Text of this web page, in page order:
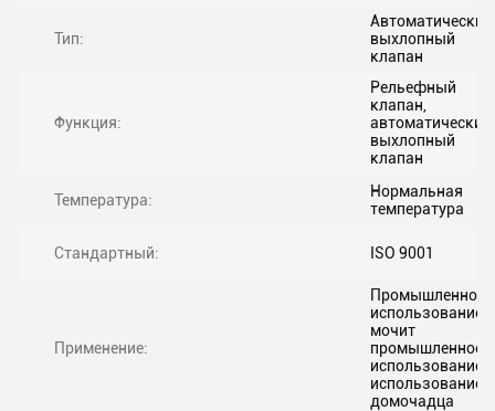
Тип:
Автоматический
выхлопный
клапан
Функция:
Рельефный
клапан,
автоматический
выхлопный
клапан
Температура:
Нормальная
температура
Стандартный: ISO 9001
Применение:
Промышленное
использование,
мочит
промышленное
использование,
использование
домочадца